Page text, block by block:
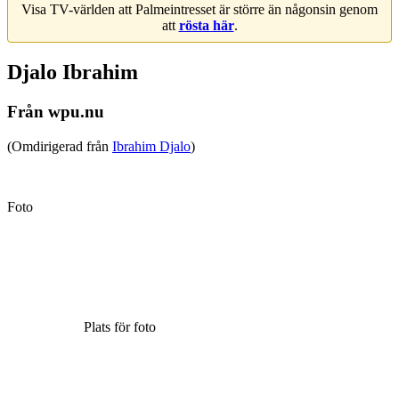
Visa TV-världen att Palmeintresset är större än någonsin genom
att rösta här.
Djalo Ibrahim
Från wpu.nu
(Omdirigerad från Ibrahim Djalo)
Foto
Plats för foto